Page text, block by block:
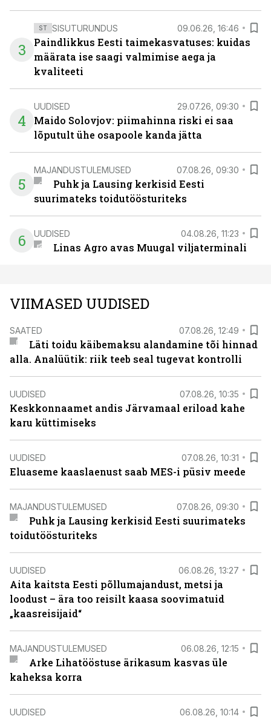
3
ST SISUTURUNDUS 09.06.26, 16:46
Paindlikkus Eesti taimekasvatuses: kuidas
määrata ise saagi valmimise aega ja
kvaliteeti
4
UUDISED 29.07.26, 09:30
Maido Solovjov: piimahinna riski ei saa
lõputult ühe osapoole kanda jätta
5
MAJANDUSTULEMUSED 07.08.26, 09:30
Puhk ja Lausing kerkisid Eesti
suurimateks toidutöösturiteks
6 UUDISED 04.08.26, 11:23
Linas Agro avas Muugal viljaterminali
VIIMASED UUDISED
SAATED 07.08.26, 12:49
Läti toidu käibemaksu alandamine tõi hinnad
alla. Analüütik: riik teeb seal tugevat kontrolli
UUDISED 07.08.26, 10:35
Keskkonnaamet andis Järvamaal eriload kahe
karu küttimiseks
UUDISED 07.08.26, 10:31
Eluaseme kaaslaenust saab MES-i püsiv meede
MAJANDUSTULEMUSED 07.08.26, 09:30
Puhk ja Lausing kerkisid Eesti suurimateks
toidutöösturiteks
UUDISED 06.08.26, 13:27
Aita kaitsta Eesti põllumajandust, metsi ja
loodust – ära too reisilt kaasa soovimatuid
„kaasreisijaid“
MAJANDUSTULEMUSED 06.08.26, 12:15
Arke Lihatööstuse ärikasum kasvas üle
kaheksa korra
UUDISED 06.08.26, 10:14